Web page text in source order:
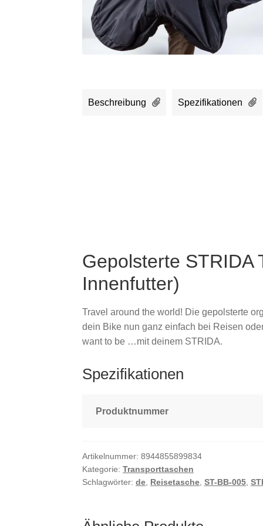
Beschreibung Spezifikationen
Gepolsterte STRIDA
Innenfutter)
Travel around the world! Die gepolsterte
dein Bike nun ganz einfach bei Reisen
want to be …mit deinem STRIDA.
Spezifikationen
Produktnummer
Artikelnummer:8944855899834
Kategorie:Transporttaschen
Schlagwörter:de, Reisetasche,ST-BB-005,